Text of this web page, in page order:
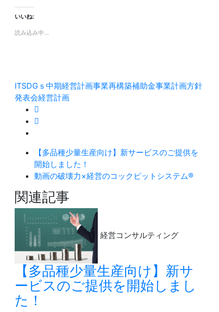
いいね:
読み込み中…
ITSDGｓ 中期経営計画事業再構築補助金事業計画方針
発表会経営計画
【多品種少量生産向け】新サービスのご提供を
開始しました！
動画の破壊力×経営のコックピットシステム®
関連記事
経営コンサルティング
【多品種少量生産向け】新サ
ービスのご提供を開始しまし
た！